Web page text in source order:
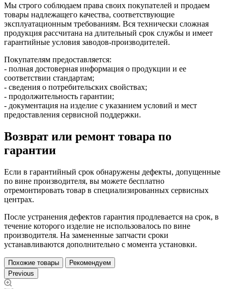
Мы строго соблюдаем права своих покупателей и продаем
товары надлежащего качества, соответствующие
эксплуатационным требованиям. Вся технически сложная
продукция рассчитана на длительный срок службы и имеет
гарантийные условия заводов-производителей.
Покупателям предоставляется:
- полная достоверная информация о продукции и ее
соответствии стандартам;
- сведения о потребительских свойствах;
- продолжительность гарантии;
- документация на изделие с указанием условий и мест
предоставления сервисной поддержки.
Возврат или ремонт товара по
гарантии
Если в гарантийный срок обнаружены дефекты, допущенные
по вине производителя, вы можете бесплатно
отремонтировать товар в специализированных сервисных
центрах.
После устранения дефектов гарантия продлевается на срок, в
течение которого изделие не использовалось по вине
производителя. На замененные запчасти сроки
устанавливаются дополнительно с момента установки.
Похожие товары
Рекомендуем
Previous